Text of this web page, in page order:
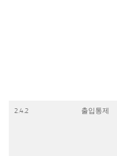
2.4.2 출입통제